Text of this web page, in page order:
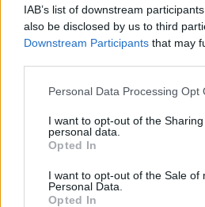
IAB’s list of downstream
also be disclosed by us to third
Downstream Participants that may
Personal Data Processing Opt
I want to opt-out of the
personal data.
Opted In
I want to opt-out of the Sale of
Personal Data.
Opted In